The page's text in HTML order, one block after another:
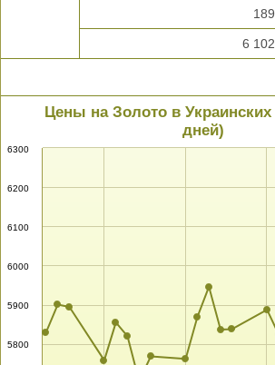
6
Цены на Золото в Украинских
дней)
5800
5900
6000
6100
6200
6300